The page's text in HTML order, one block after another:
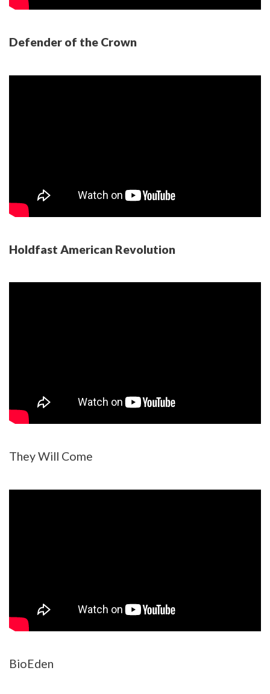
Defender of the Crown
Holdfast American Revolution
They Will Come
BioEden